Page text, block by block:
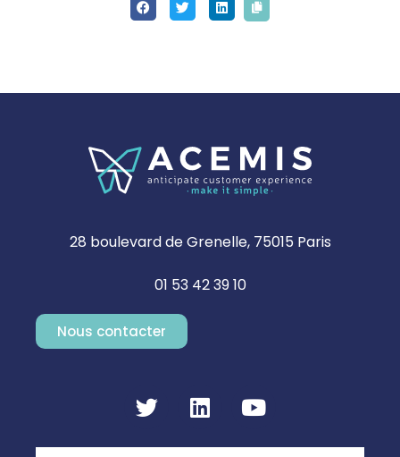
28 boulevard de Grenelle, 75015 Paris
01 53 42 39 10
Nous contacter